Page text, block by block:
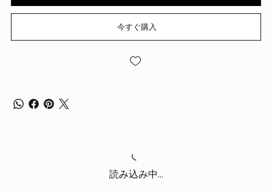
今すぐ購入
読み込み中...